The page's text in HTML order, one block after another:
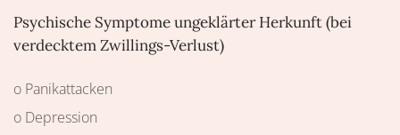
Psychische Symptome ungeklärter Herkunft (bei
verdecktem Zwillings-Verlust)
o Panikattacken
o Depression